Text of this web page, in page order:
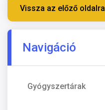
Vissza az előző oldalra
Navigáció
Gyógyszertárak